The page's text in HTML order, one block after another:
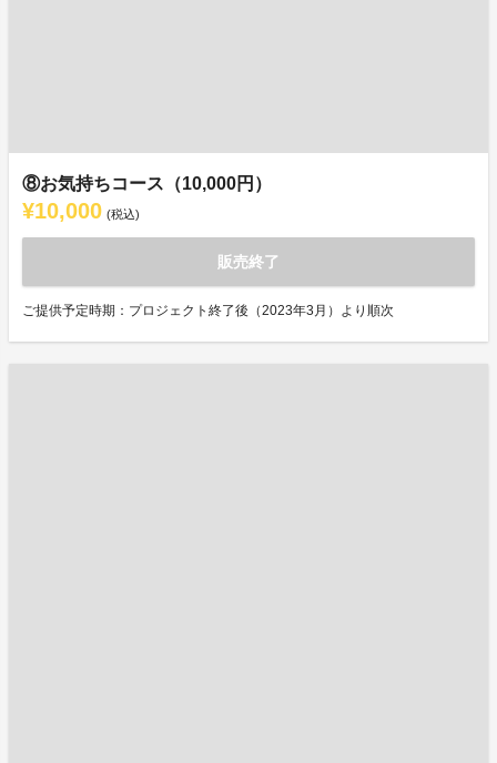
⑧お気持ちコース（10,000円）
¥10,000 (税込)
販売終了
ご提供予定時期：プロジェクト終了後（2023年3月）より順次